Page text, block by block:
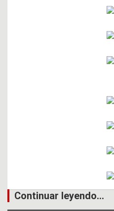
Continuar leyendo...